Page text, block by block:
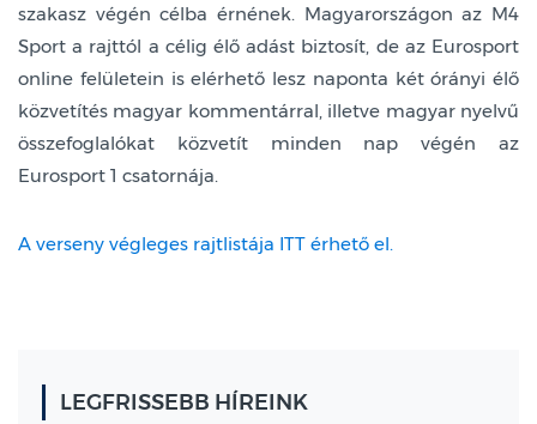
szakasz végén célba érnének. Magyarországon az M4
Sport a rajttól a célig élő adást biztosít, de az Eurosport
online felületein is elérhető lesz naponta két órányi élő
közvetítés magyar kommentárral, illetve magyar nyelvű
összefoglalókat közvetít minden nap végén az
Eurosport 1 csatornája.
A verseny végleges rajtlistája ITT érhető el.
LEGFRISSEBB HÍREINK